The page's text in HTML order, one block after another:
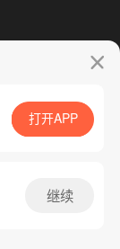
App免费看
打开APP
继续